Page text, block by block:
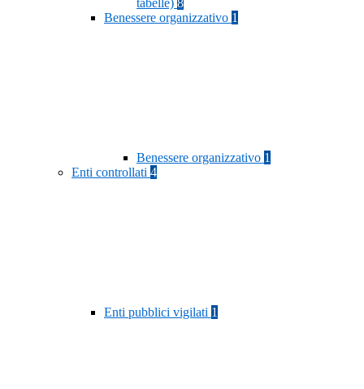
tabelle) 8
Benessere organizzativo 1
Benessere organizzativo 1
Enti controllati 4
Enti pubblici vigilati 1